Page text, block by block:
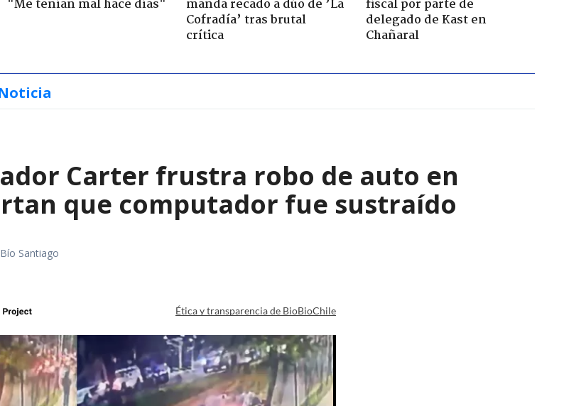
"Me tenían mal hace días"
manda recado a dúo de ’La
Cofradía’ tras brutal
crítica
fiscal por parte de
delegado de Kast en
Chañaral
Carter frustra robo de auto en
que computador fue sustraído
Santiago
Ética y transparencia de BioBioChile